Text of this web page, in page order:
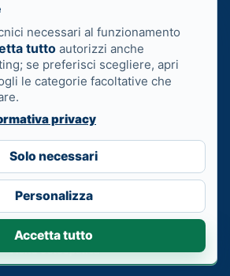
Prenota ora
Visita Osteopatica
necessari al funzionamento
tutto autorizzi anche
se preferisci scegliere, apri
le categorie facoltative che
privacy
Solo necessari
Personalizza
Accetta tutto